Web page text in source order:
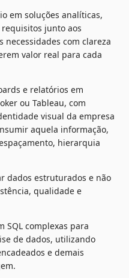
em soluções analíticas,
junto aos
necessidades com clareza
valor real para cada
e relatórios em
ou Tableau, com
visual da empresa
aquela informação,
hierarquia
dados estruturados e não
qualidade e
SQL complexas para
de dados, utilizando
e demais